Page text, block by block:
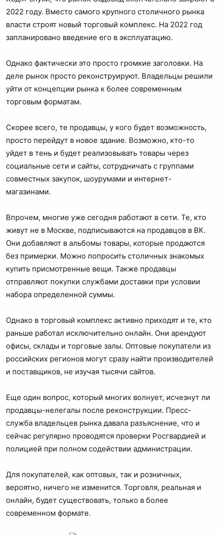
2022 году. Вместо самого крупного столичного рынка
власти строят новый торговый комплекс. На 2022 год
запланировано введение его в эксплуатацию.
Однако фактически это просто громкие заголовки. На
деле рынок просто реконструируют. Владельцы решили
уйти от концепции рынка к более современным
торговым форматам.
Скорее всего, те продавцы, у кого будет возможность,
просто перейдут в новое здание. Возможно, кто-то
уйдет в тень и будет реализовывать товары через
социальные сети и сайты, сотрудничать с группами
совместных закупок, шоурумами и интернет-
магазинами.
Впрочем, многие уже сегодня работают в сети. Те, кто
живут не в Москве, подписываются на продавцов в ВК.
Они добавляют в альбомы товары, которые продаются
без примерки. Можно попросить столичных знакомых
купить присмотренные вещи. Также продавцы
отправляют покупки службами доставки при условии
набора определенной суммы.
Однако в торговый комплекс активно приходят и те, кто
раньше работал исключительно онлайн. Они арендуют
офисы, склады и торговые залы. Оптовые покупатели из
российских регионов могут сразу найти производителей
и поставщиков, не изучая тысячи сайтов.
Еще один вопрос, который многих волнует, исчезнут ли
продавцы-нелегалы после реконструкции. Пресс-
служба владельцев рынка давала разъяснение, что и
сейчас регулярно проводятся проверки Росгвардией и
полицией при полном содействии администрации.
Для покупателей, как оптовых, так и розничных,
вероятно, ничего не изменится. Торговля, реальная и
онлайн, будет существовать, только в более
современном формате.